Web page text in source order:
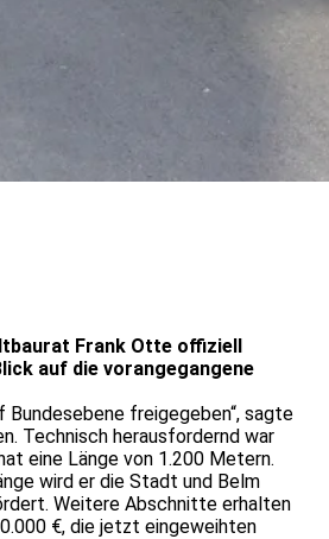
Frank Otte offiziell
auf die vorangegangene
Bundesebene freigegeben“, sagte
Technisch herausfordernd war
eine Länge von 1.200 Metern.
wird er die Stadt und Belm
Weitere Abschnitte erhalten
€, die jetzt eingeweihten